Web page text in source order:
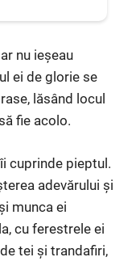
nu ieșeau
ei de glorie se
lăsând locul
fie acolo.
cuprinde pieptul.
adevărului și
munca ei
cu ferestrele ei
tei și trandafiri,